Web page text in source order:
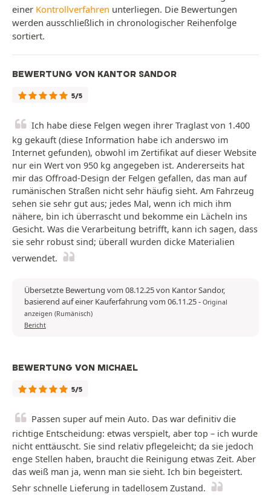
einer Kontrollverfahren unterliegen. Die Bewertungen
werden ausschließlich in chronologischer Reihenfolge
sortiert.
BEWERTUNG VON KANTOR SANDOR
5/5
Ich habe diese Felgen wegen ihrer Traglast von 1.400
kg gekauft (diese Information habe ich anderswo im
Internet gefunden), obwohl im Zertifikat auf dieser Website
nur ein Wert von 950 kg angegeben ist. Andererseits hat
mir das Offroad-Design der Felgen gefallen, das man auf
rumänischen Straßen nicht sehr häufig sieht. Am Fahrzeug
sehen sie sehr gut aus; jedes Mal, wenn ich mich ihm
nähere, bin ich überrascht und bekomme ein Lächeln ins
Gesicht. Was die Verarbeitung betrifft, kann ich sagen, dass
sie sehr robust sind; überall wurden dicke Materialien
verwendet.
Übersetzte Bewertung vom 08.12.25 von Kantor Sandor,
basierend auf einer Kauferfahrung vom 06.11.25- Original
anzeigen (Rumänisch)
Bericht
BEWERTUNG VON MICHAEL
5/5
Passen super auf mein Auto. Das war definitiv die
richtige Entscheidung: etwas verspielt, aber top – ich wurde
nicht enttäuscht. Sie sind relativ pflegeleicht; da sie jedoch
enge Stellen haben, braucht die Reinigung etwas Zeit. Aber
das weiß man ja, wenn man sie sieht. Ich bin begeistert.
Sehr schnelle Lieferung in tadellosem Zustand.